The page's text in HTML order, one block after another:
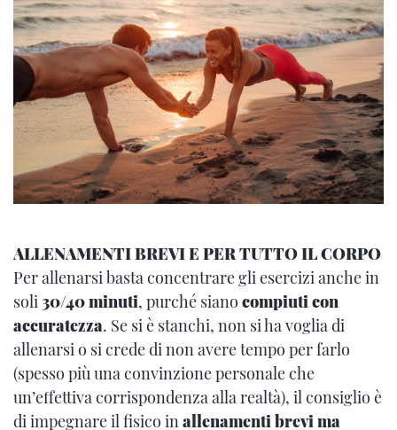
ALLENAMENTI BREVI E PER TUTTO IL CORPO
Per allenarsi basta concentrare gli esercizi anche in
soli30/40 minuti, purché siano compiuti con
accuratezza. Se si è stanchi, non si ha voglia di
allenarsi o si crede di non avere tempo per farlo
(spesso più una convinzione personale che
un’effettiva corrispondenza alla realtà), il consiglio è
di impegnare il fisico inallenamenti brevi ma